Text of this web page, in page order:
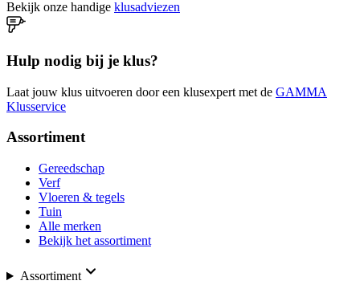
Bekijk onze handige klusadviezen
Hulp nodig bij je klus?
Laat jouw klus uitvoeren door een klusexpert met de GAMMA
Klusservice
Assortiment
Gereedschap
Verf
Vloeren & tegels
Tuin
Alle merken
Bekijk het assortiment
Assortiment